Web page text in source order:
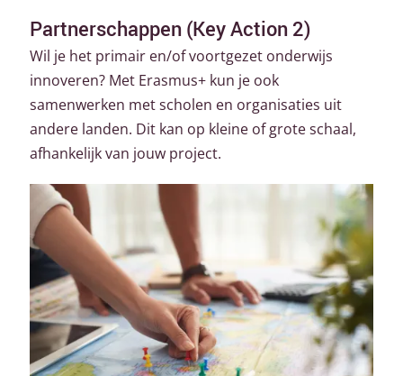
Partnerschappen (Key Action 2)
Wil je het primair en/of voortgezet onderwijs
innoveren? Met Erasmus+ kun je ook
samenwerken met scholen en organisaties uit
andere landen. Dit kan op kleine of grote schaal,
afhankelijk van jouw project.